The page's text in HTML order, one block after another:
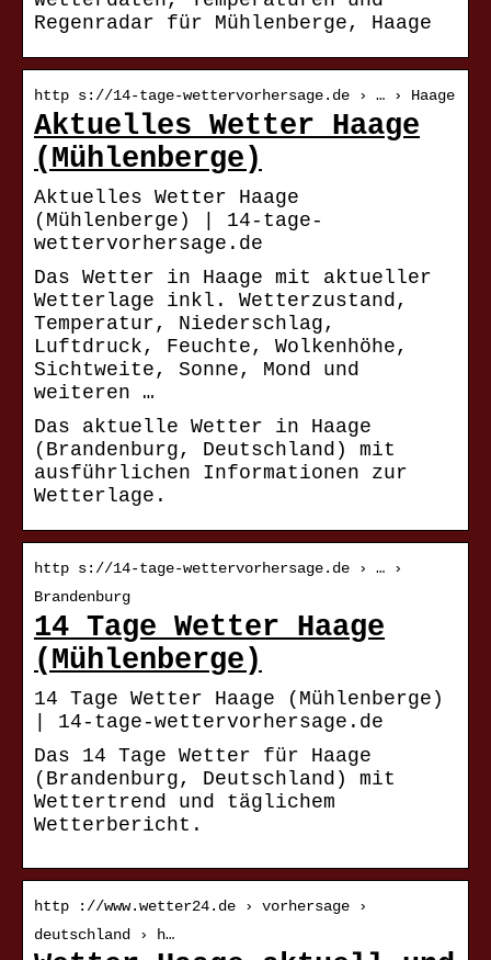
Regenradar für Mühlenberge, Haage
http s://14-tage-wettervorhersage.de › … › Haage
Aktuelles Wetter Haage
(Mühlenberge)
Aktuelles Wetter Haage
(Mühlenberge) | 14-tage-
wettervorhersage.de
Das Wetter in Haage mit aktueller
Wetterlage inkl. Wetterzustand,
Temperatur, Niederschlag,
Luftdruck, Feuchte, Wolkenhöhe,
Sichtweite, Sonne, Mond und
weiteren …
Das aktuelle Wetter in Haage
(Brandenburg, Deutschland) mit
ausführlichen Informationen zur
Wetterlage.
http s://14-tage-wettervorhersage.de › … ›
Brandenburg
14 Tage Wetter Haage
(Mühlenberge)
14 Tage Wetter Haage (Mühlenberge)
| 14-tage-wettervorhersage.de
Das 14 Tage Wetter für Haage
(Brandenburg, Deutschland) mit
Wettertrend und täglichem
Wetterbericht.
http ://www.wetter24.de › vorhersage ›
deutschland › h…